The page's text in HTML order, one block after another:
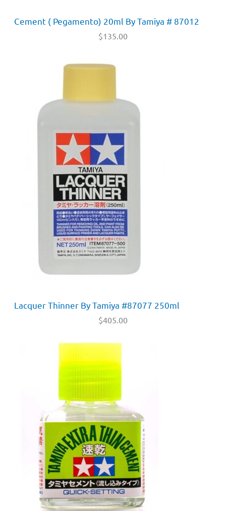
Cement ( Pegamento) 20ml By Tamiya # 87012
$135.00
Lacquer Thinner By Tamiya #87077 250ml
$405.00